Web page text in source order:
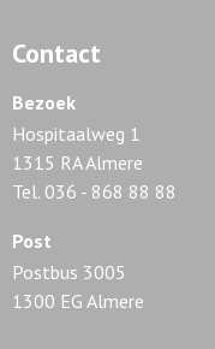
Contact
Bezoek
Hospitaalweg 1
1315 RA Almere
Tel. 036 - 868 88 88
Post
Postbus 3005
1300 EG Almere